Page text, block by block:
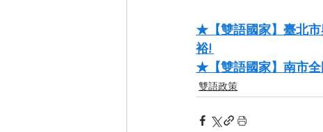
★【雙語國家】臺北市
裕!
★【雙語國家】南市全
雙語政策